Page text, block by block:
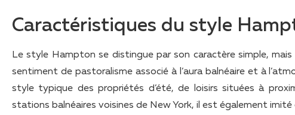
Caractéristiques du style
Le style Hampton se distingue par son caractère simple,
sentiment de pastoralisme associé à l’aura balnéaire et à
style typique des propriétés d’été, de loisirs situées à
stations balnéaires voisines de New York, il est également imité